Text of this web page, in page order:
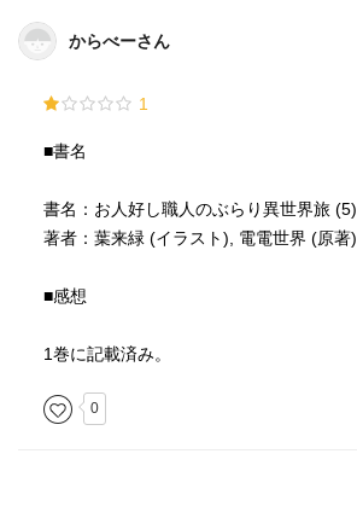
からべーさん
1
■書名
書名：お人好し職人のぶらり異世界旅 (5)
著者：葉来緑 (イラスト), 電電世界 (原著)
■感想
1巻に記載済み。
0